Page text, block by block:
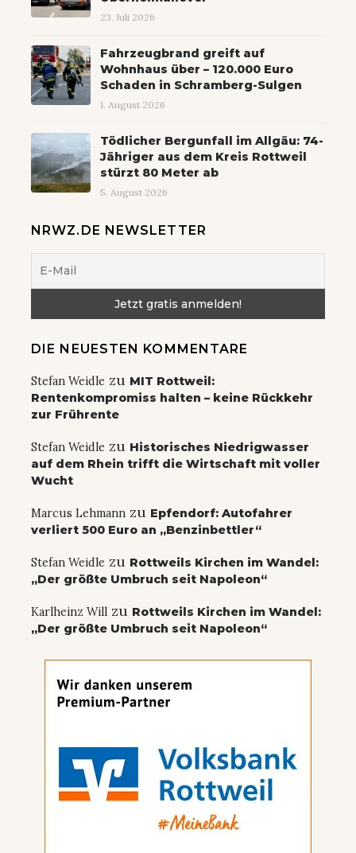
23. Juli 2026
Fahrzeugbrand greift auf
Wohnhaus über – 120.000 Euro
Schaden in Schramberg-Sulgen
1. August 2026
Tödlicher Bergunfall im Allgäu: 74-
Jähriger aus dem Kreis Rottweil
stürzt 80 Meter ab
5. August 2026
NRWZ.DE NEWSLETTER
DIE NEUESTEN KOMMENTARE
Stefan Weidle zu MIT Rottweil:
Rentenkompromiss halten – keine Rückkehr
zur Frührente
Stefan Weidle zu Historisches Niedrigwasser
auf dem Rhein trifft die Wirtschaft mit voller
Wucht
Marcus Lehmann zu Epfendorf: Autofahrer
verliert 500 Euro an „Benzinbettler“
Stefan Weidle zu Rottweils Kirchen im Wandel:
„Der größte Umbruch seit Napoleon“
Karlheinz Will zu Rottweils Kirchen im Wandel:
„Der größte Umbruch seit Napoleon“